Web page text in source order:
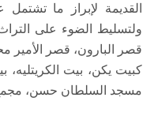
القديمة لإبراز ما
ولتسليط الضوء على
قصر البارون، قصر الأمير
كبيت يكن، بيت
مسجد السلطان حسن،